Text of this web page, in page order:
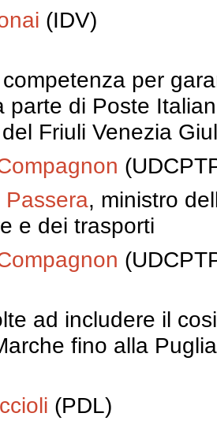
(IDV)
per
parte di Poste
Friuli Venezia
Passera, ministro
e dei trasporti
ad includere il
fino alla
(PDL)